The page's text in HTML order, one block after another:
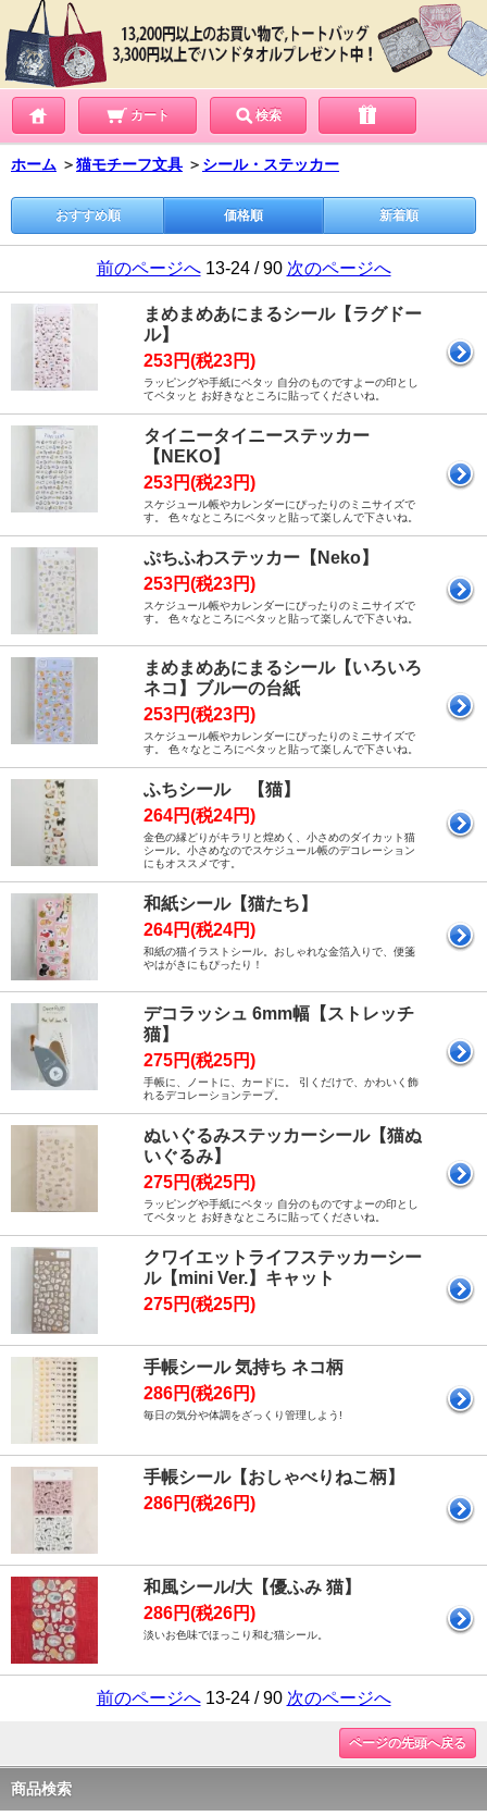
カート 検索
ホーム ＞猫モチーフ文具 ＞ シール・ステッカー
おすすめ順 価格順 新着順
前のページへ13-24 / 90 次のページへ
まめまめあにまるシール【ラグドー
ル】
253円(税23円)
ラッピングや手紙にペタッ 自分のものですよーの印とし
てペタッと お好きなところに貼ってくださいね。
タイニータイニーステッカー
【NEKO】
253円(税23円)
スケジュール帳やカレンダーにぴったりのミニサイズで
す。 色々なところにペタッと貼って楽しんで下さいね。
ぷちふわステッカー【Neko】
253円(税23円)
スケジュール帳やカレンダーにぴったりのミニサイズで
す。 色々なところにペタッと貼って楽しんで下さいね。
まめまめあにまるシール【いろいろ
ネコ】ブルーの台紙
253円(税23円)
スケジュール帳やカレンダーにぴったりのミニサイズで
す。 色々なところにペタッと貼って楽しんで下さいね。
ふちシール 【猫】
264円(税24円)
金色の縁どりがキラリと煌めく、小さめのダイカット猫
シール。小さめなのでスケジュール帳のデコレーション
にもオススメです。
和紙シール【猫たち】
264円(税24円)
和紙の猫イラストシール。おしゃれな金箔入りで、便箋
やはがきにもぴったり！
デコラッシュ 6mm幅【ストレッチ
猫】
275円(税25円)
手帳に、ノートに、カードに。 引くだけで、かわいく飾
れるデコレーションテープ。
ぬいぐるみステッカーシール【猫ぬ
いぐるみ】
275円(税25円)
ラッピングや手紙にペタッ 自分のものですよーの印とし
てペタッと お好きなところに貼ってくださいね。
クワイエットライフステッカーシー
ル【mini Ver.】キャット
275円(税25円)
手帳シール 気持ち ネコ柄
286円(税26円)
毎日の気分や体調をざっくり管理しよう!
手帳シール【おしゃべりねこ柄】
286円(税26円)
和風シール/大【優ふみ 猫】
286円(税26円)
淡いお色味でほっこり和む猫シール。
前のページへ13-24 / 90 次のページへ
ページの先頭へ戻る
商品検索